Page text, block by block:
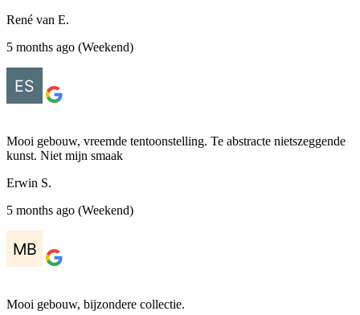
René van E.
5 months ago (Weekend)
Mooi gebouw, vreemde tentoonstelling. Te abstracte nietszeggende
kunst. Niet mijn smaak
Erwin S.
5 months ago (Weekend)
Mooi gebouw, bijzondere collectie.